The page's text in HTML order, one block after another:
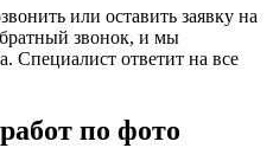
или оставить заявку на
звонок, и мы
Специалист ответит на все
по фото